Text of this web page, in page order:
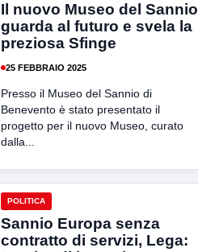
Il nuovo Museo del Sannio
guarda al futuro e svela la
preziosa Sfinge
25 FEBBRAIO 2025
Presso il Museo del Sannio di
Benevento è stato presentato il
progetto per il nuovo Museo, curato
dalla...
POLITICA
Sannio Europa senza
contratto di servizi, Lega: